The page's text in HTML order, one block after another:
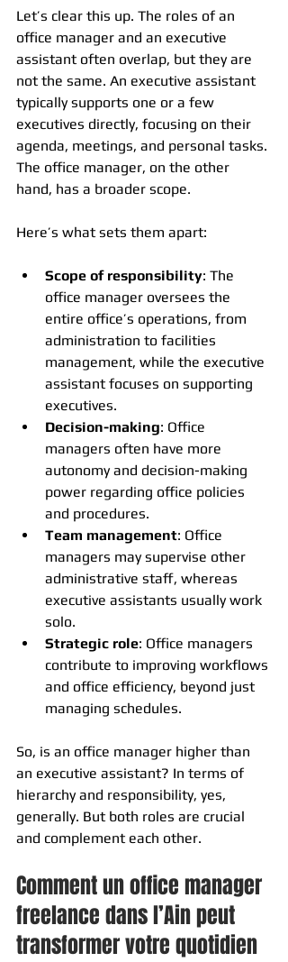
Let’s clear this up. The roles of an
office manager and an executive
assistant often overlap, but they are
not the same. An executive assistant
typically supports one or a few
executives directly, focusing on their
agenda, meetings, and personal tasks.
The office manager, on the other
hand, has a broader scope.
Here’s what sets them apart:
Scope of responsibility: The
office manager oversees the
entire office’s operations, from
administration to facilities
management, while the executive
assistant focuses on supporting
executives.
Decision-making: Office
managers often have more
autonomy and decision-making
power regarding office policies
and procedures.
Team management: Office
managers may supervise other
administrative staff, whereas
executive assistants usually work
solo.
Strategic role: Office managers
contribute to improving workflows
and office efficiency, beyond just
managing schedules.
So, is an office manager higher than
an executive assistant? In terms of
hierarchy and responsibility, yes,
generally. But both roles are crucial
and complement each other.
Comment un office manager
freelance dans l’Ain peut
transformer votre quotidien